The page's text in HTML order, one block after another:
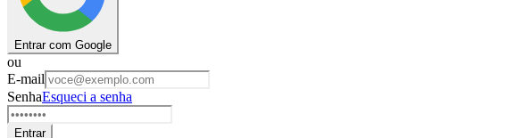
Entrar com Google
ou
E-mail
SenhaEsqueci a senha
Entrar